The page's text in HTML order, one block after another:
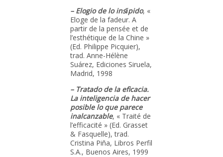
– Elogio de lo insi̇́pido, «
Eloge de la fadeur. A
partir de la pensée et de
l’esthétique de la Chine »
(Ed. Philippe Picquier),
trad. Anne-Hélène
Suárez, Ediciones Siruela,
Madrid, 1998
– Tratado de la eficacia.
La inteligencia de hacer
posible lo que parece
inalcanzable, « Traité de
l’efficacité » (Ed. Grasset
& Fasquelle), trad.
Cristina Piña, Libros Perfil
S.A., Buenos Aires, 1999